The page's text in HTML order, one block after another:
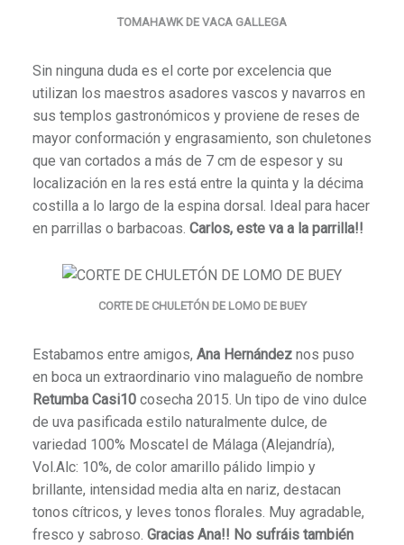
TOMAHAWK DE VACA GALLEGA
Sin ninguna duda es el corte por excelencia que
utilizan los maestros asadores vascos y navarros en
sus templos gastronómicos y proviene de reses de
mayor conformación y engrasamiento, son chuletones
que van cortados a más de 7 cm de espesor y su
localización en la res está entre la quinta y la décima
costilla a lo largo de la espina dorsal. Ideal para hacer
en parrillas o barbacoas. Carlos, este va a la parrilla!!
CORTE DE CHULETÓN DE LOMO DE BUEY
Estabamos entre amigos, Ana Hernándeznos puso
en boca un extraordinario vino malagueño de nombre
Retumba Casi10cosecha 2015. Un tipo de vino dulce
de uva pasificada estilo naturalmente dulce, de
variedad 100% Moscatel de Málaga (Alejandría),
Vol.Alc: 10%, de color amarillo pálido limpio y
brillante, intensidad media alta en nariz, destacan
tonos cítricos, y leves tonos florales. Muy agradable,
fresco y sabroso. Gracias Ana!! No sufráis también